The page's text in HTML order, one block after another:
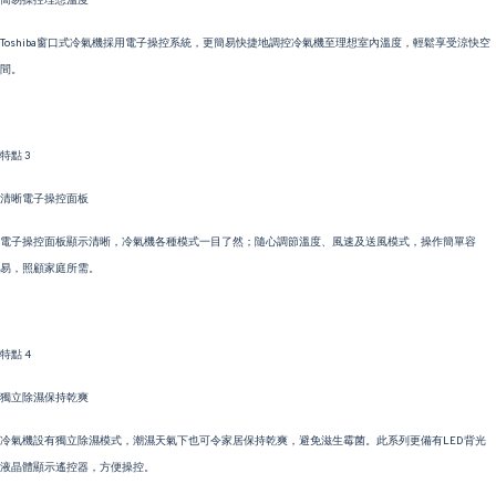
Toshiba窗口式冷氣機採用電子操控系統，更簡易快捷地調控冷氣機至理想室內溫度，輕鬆享受涼快空
間。
特點 3
清晰電子操控面板
電子操控面板顯示清晰，冷氣機各種模式一目了然；隨心調節溫度、風速及送風模式，操作簡單容
易，照顧家庭所需。
特點 4
獨立除濕保持乾爽
冷氣機設有獨立除濕模式，潮濕天氣下也可令家居保持乾爽，避免滋生霉菌。此系列更備有LED背光
液晶體顯示遙控器，方便操控。